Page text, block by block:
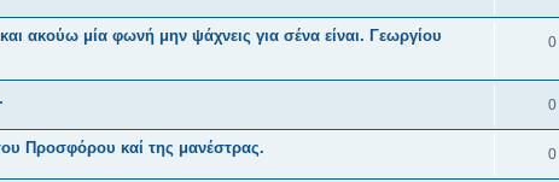
ακούω μία φωνή μην ψάχνεις για σένα είναι. Γεωργίου
0
0
Προσφόρου καί της μανέστρας. 0